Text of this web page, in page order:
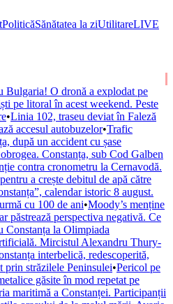
PoliticăSănătatea la ziUtilitareLIVE
Bulgaria! O dronă a explodat pe
pe litoral în acest weekend. Peste
•Linia 102, traseu deviat în Faleză
accesul autobuzelor•Trafic
după un accident cu șase
Constanța, sub Cod Galben
contra cronometru la Cernavodă.
a crește debitul de apă către
calendar istoric 8 august.
cu 100 de ani•Moody’s menține
păstrează perspectiva negativă. Ce
Constanța la Olimpiada
Mircistul Alexandru Thury-
interbelică, redescoperită,
prin străzilele Peninsulei•Pericol pe
găsite în mod repetat pe
maritimă a Constanței. Participanții